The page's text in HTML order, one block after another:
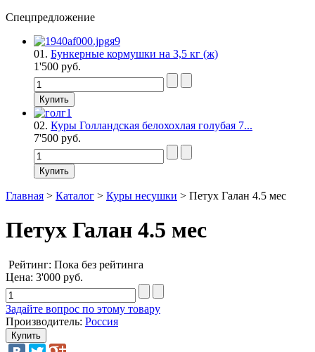
Спецпредложение
01. Бункерные кормушки на 3,5 кг (ж)
1'500 руб.
02. Куры Голландская белохохлая голубая 7...
7'500 руб.
Главная > Каталог > Куры несушки > Петух Галан 4.5 мес
Петух Галан 4.5 мес
Рейтинг: Пока без рейтинга
Цена: 3'000 руб.
Задайте вопрос по этому товару
Производитель: Россия